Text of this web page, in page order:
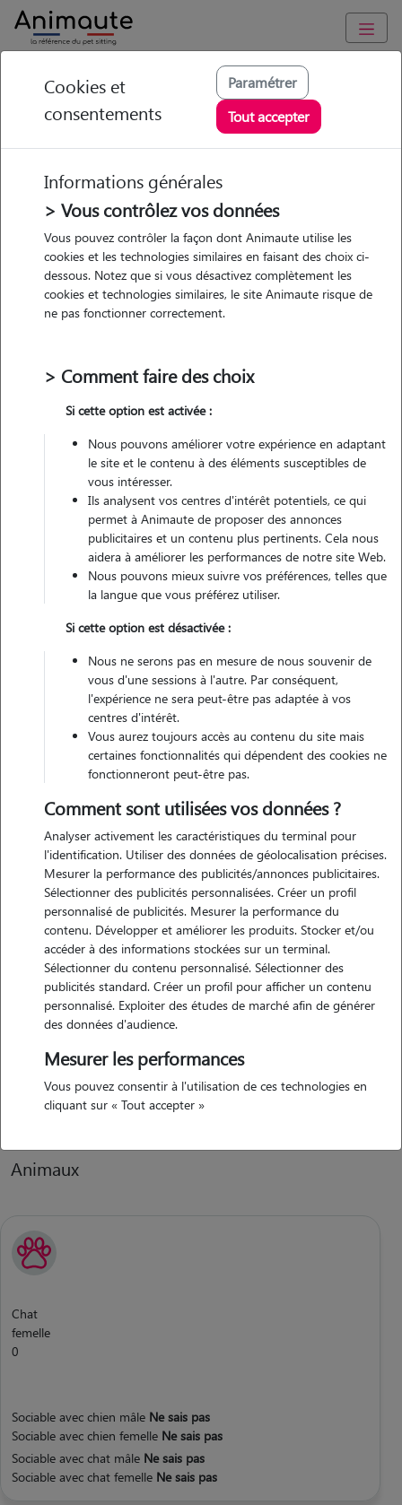
Animaute Hauts-de-France / Bergues
Lucie - Petsitter à
BERGUES
• 24 ans
Non véhiculé
Contacter
L'envoi d'une demande est sans engagement
Motivation
actuellement auxiliaire vétérinaire spécialisé en mi-temps, j'aimerai
trouver un complément qui me plait tout autant que mon poste
principal. grace a mon expérience avec les chiens et chats je saurais
m'occuper de vos petites boules de poils comme il faut.
Expérience
depuis 4 ans je travaille dans le secteur animalier, j'ai était soigneuse
élevage de reptile, je suis actuellement auxiliaire vétérinaire.
Animaux
Chat
femelle
0
Sociable avec chien mâle Ne sais pas
Sociable avec chien femelle Ne sais pas
Sociable avec chat mâle Ne sais pas
Sociable avec chat femelle Ne sais pas
Cookies et
consentements
Paramétrer
Tout accepter
Informations générales
> Vous contrôlez vos données
Vous pouvez contrôler la façon dont Animaute utilise les
cookies et les technologies similaires en faisant des choix ci-
dessous. Notez que si vous désactivez complètement les
cookies et technologies similaires, le site Animaute risque de
ne pas fonctionner correctement.
> Comment faire des choix
Si cette option est activée :
Nous pouvons améliorer votre expérience en adaptant
le site et le contenu à des éléments susceptibles de
vous intéresser.
Ils analysent vos centres d'intérêt potentiels, ce qui
permet à Animaute de proposer des annonces
publicitaires et un contenu plus pertinents. Cela nous
aidera à améliorer les performances de notre site Web.
Nous pouvons mieux suivre vos préférences, telles que
la langue que vous préférez utiliser.
Si cette option est désactivée :
Nous ne serons pas en mesure de nous souvenir de
vous d'une sessions à l'autre. Par conséquent,
l'expérience ne sera peut-être pas adaptée à vos
centres d'intérêt.
Vous aurez toujours accès au contenu du site mais
certaines fonctionnalités qui dépendent des cookies ne
fonctionneront peut-être pas.
Comment sont utilisées vos données ?
Analyser activement les caractéristiques du terminal pour
l'identification. Utiliser des données de géolocalisation précises.
Mesurer la performance des publicités/annonces publicitaires.
Sélectionner des publicités personnalisées. Créer un profil
personnalisé de publicités. Mesurer la performance du
contenu. Développer et améliorer les produits. Stocker et/ou
accéder à des informations stockées sur un terminal.
Sélectionner du contenu personnalisé. Sélectionner des
publicités standard. Créer un profil pour afficher un contenu
personnalisé. Exploiter des études de marché afin de générer
des données d'audience.
Mesurer les performances
Vous pouvez consentir à l'utilisation de ces technologies en
cliquant sur « Tout accepter »